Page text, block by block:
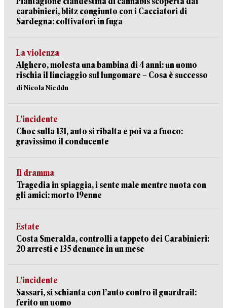
carabinieri, blitz congiunto con i Cacciatori di
Sardegna: coltivatori in fuga
La violenza
Alghero, molesta una bambina di 4 anni: un uomo
rischia il linciaggio sul lungomare – Cosa è successo
di Nicola Nieddu
L’incidente
Choc sulla 131, auto si ribalta e poi va a fuoco:
gravissimo il conducente
Il dramma
Tragedia in spiaggia, i sente male mentre nuota con
gli amici: morto 19enne
Estate
Costa Smeralda, controlli a tappeto dei Carabinieri:
20 arresti e 135 denunce in un mese
L’incidente
Sassari, si schianta con l’auto contro il guardrail:
ferito un uomo